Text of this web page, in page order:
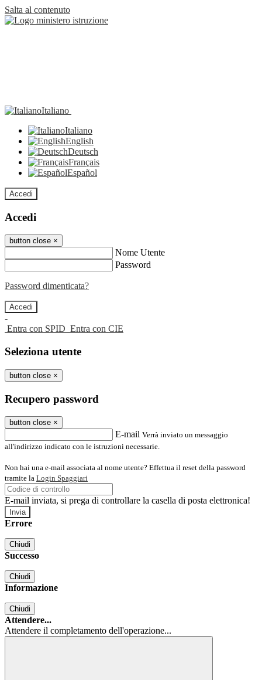
Salta al contenuto
Italiano
Italiano
English
Deutsch
Français
Español
Accedi
Accedi
button close ×
Nome Utente
Password
Password dimenticata?
-
Entra con SPID Entra con CIE
Seleziona utente
button close ×
Recupero password
button close ×
E-mail Verrà inviato un messaggio
all'indirizzo indicato con le istruzioni necessarie.
Non hai una e-mail associata al nome utente? Effettua il reset della password
tramite la Login Spaggiari
E-mail inviata, si prega di controllare la casella di posta elettronica!
Errore
Chiudi
Successo
Chiudi
Informazione
Chiudi
Attendere...
Attendere il completamento dell'operazione...